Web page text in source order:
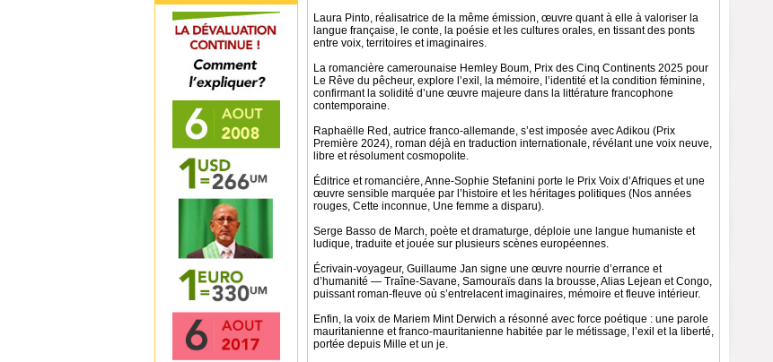
Laura Pinto, réalisatrice de la même émission, œuvre quant à elle à valoriser la
langue française, le conte, la poésie et les cultures orales, en tissant des ponts
entre voix, territoires et imaginaires.
La romancière camerounaise Hemley Boum, Prix des Cinq Continents 2025 pour
Le Rêve du pêcheur, explore l’exil, la mémoire, l’identité et la condition féminine,
confirmant la solidité d’une œuvre majeure dans la littérature francophone
contemporaine.
Raphaëlle Red, autrice franco-allemande, s’est imposée avec Adikou (Prix
Première 2024), roman déjà en traduction internationale, révélant une voix neuve,
libre et résolument cosmopolite.
Éditrice et romancière, Anne-Sophie Stefanini porte le Prix Voix d’Afriques et une
œuvre sensible marquée par l’histoire et les héritages politiques (Nos années
rouges, Cette inconnue, Une femme a disparu).
Serge Basso de March, poète et dramaturge, déploie une langue humaniste et
ludique, traduite et jouée sur plusieurs scènes européennes.
Écrivain-voyageur, Guillaume Jan signe une œuvre nourrie d’errance et
d’humanité — Traîne-Savane, Samouraïs dans la brousse, Alias Lejean et Congo,
puissant roman-fleuve où s’entrelacent imaginaires, mémoire et fleuve intérieur.
Enfin, la voix de Mariem Mint Derwich a résonné avec force poétique : une parole
mauritanienne et franco-mauritanienne habitée par le métissage, l’exil et la liberté,
portée depuis Mille et un je.